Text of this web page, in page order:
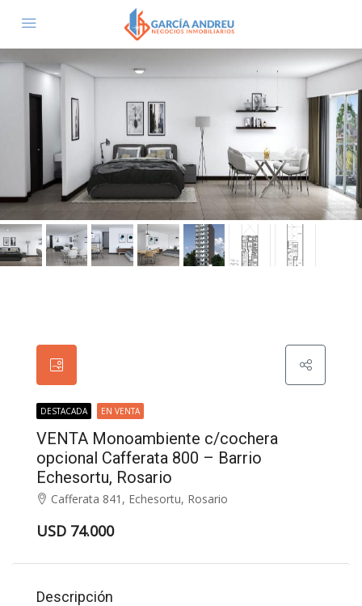
DESTACADA EN VENTA
VENTA Monoambiente c/cochera
opcional Cafferata 800 – Barrio
Echesortu, Rosario
Cafferata 841, Echesortu, Rosario
USD 74.000
Descripción